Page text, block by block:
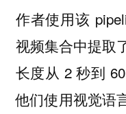
作者使用该
视频集合中提取
长度从 2 秒到
他们使用视觉语